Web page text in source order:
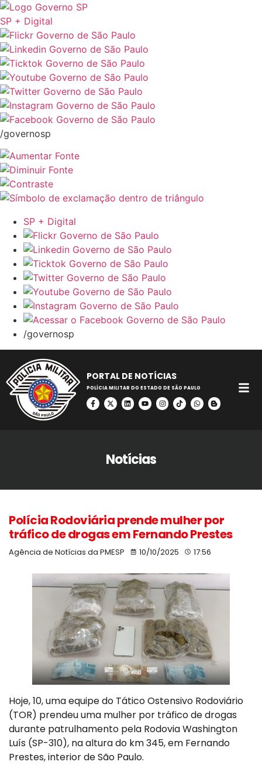
SP + Digital
/governosp
SP + Digital
/governosp
PORTAL DE NOTÍCIAS
POLÍCIA MILITAR DO ESTADO DE SÃO PAULO
Notícias
Polícia Rodoviária prende mulher por
tráfico de drogas em Fernando Prestes
Agência de Notícias da PMESP 10/10/2025 17:56
Hoje, 10, uma equipe do Tático Ostensivo Rodoviário
(TOR) prendeu uma mulher por tráfico de drogas
durante patrulhamento pela Rodovia Washington
Luís (SP-310), na altura do km 345, em Fernando
Prestes, interior de São Paulo.